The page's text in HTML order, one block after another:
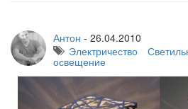
Антон - 26.04.2010
Электричество
освещение